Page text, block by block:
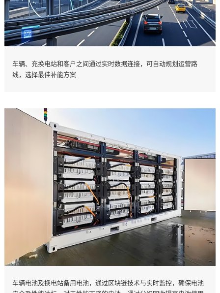
车辆、充换电站和客户之间通过实时数据连接，可自动规划运营路
线，选择最佳补能方案
车辆电池及换电站备用电池，通过区块链技术与实时监控，确保电池